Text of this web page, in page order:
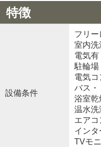
特徴
設備条件
フリー
室内洗
電気有
駐輪場
電気コ
バス・
浴室乾
温水洗
エアコ
イン
TVモ